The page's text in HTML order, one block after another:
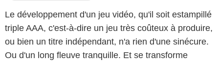
Le développement d'un jeu vidéo, qu'il soit estampillé
triple AAA, c'est-à-dire un jeu très coûteux à produire,
ou bien un titre indépendant, n'a rien d'une sinécure.
Ou d'un long fleuve tranquille. Et se transforme